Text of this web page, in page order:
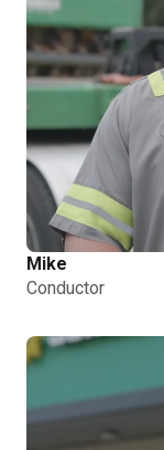
Mike
Conductor